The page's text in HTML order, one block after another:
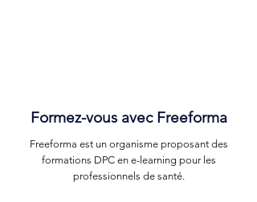
Formez-vous avec Freeforma
Freeforma est un organisme proposant des
formations DPC en e-learning pour les
professionnels de santé.